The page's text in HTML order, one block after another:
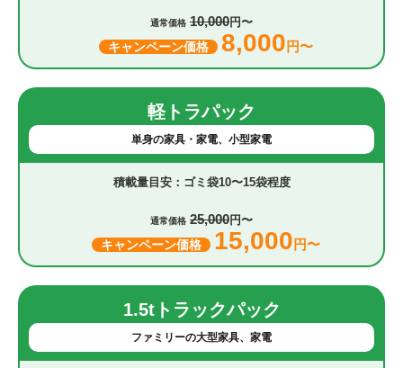
通常価格 10,000円〜
キャンペーン価格 8,000 円〜
軽トラパック
単身の家具・家電、小型家電
ゴミ袋10〜15袋程度
通常価格 25,000円〜
キャンペーン価格 15,000 円〜
1.5tトラックパック
ファミリーの大型家具、家電